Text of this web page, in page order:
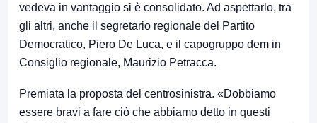
vedeva in vantaggio si è consolidato. Ad aspettarlo, tra
gli altri, anche il segretario regionale del Partito
Democratico, Piero De Luca, e il capogruppo dem in
Consiglio regionale, Maurizio Petracca.
Premiata la proposta del centrosinistra. «Dobbiamo
essere bravi a fare ciò che abbiamo detto in questi